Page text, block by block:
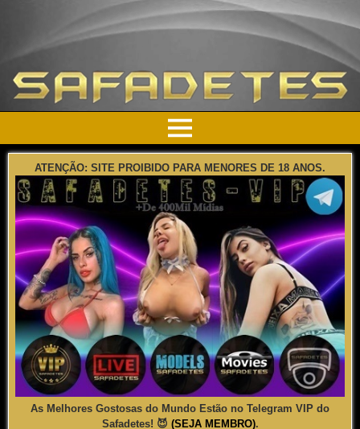
ATENÇÃO: SITE PROIBIDO PARA MENORES DE 18 ANOS.
As Melhores Gostosas do Mundo Estão no Telegram VIP do
Safadetes! 😈 (SEJA MEMBRO).